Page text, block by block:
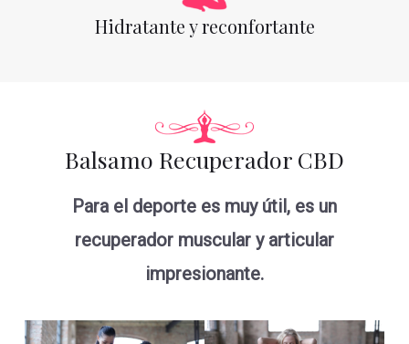
Hidratante y reconfortante
Balsamo Recuperador CBD
Para el deporte es muy útil, es un
recuperador muscular y articular
impresionante.